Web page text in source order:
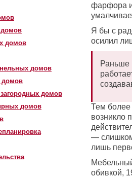
домов
домов
домов
домов
домов
фарфора
Я бы с
осилил
Раньше
Тем более
возникло
—
лишь
обивкой,